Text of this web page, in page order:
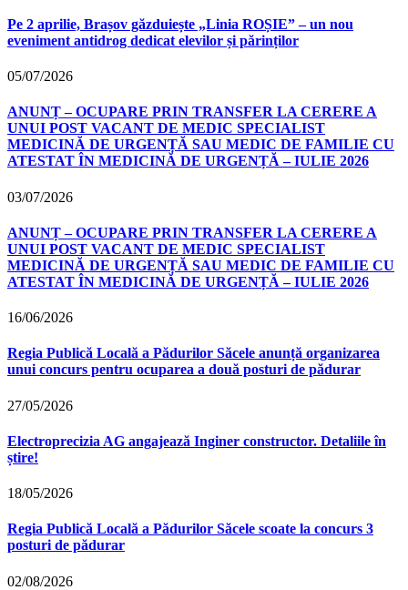
Pe 2 aprilie, Brașov găzduiește „Linia ROȘIE” – un nou
eveniment antidrog dedicat elevilor și părinților
05/07/2026
ANUNȚ – OCUPARE PRIN TRANSFER LA CERERE A
UNUI POST VACANT DE MEDIC SPECIALIST
MEDICINĂ DE URGENȚĂ SAU MEDIC DE FAMILIE CU
ATESTAT ÎN MEDICINĂ DE URGENȚĂ – IULIE 2026
03/07/2026
ANUNȚ – OCUPARE PRIN TRANSFER LA CERERE A
UNUI POST VACANT DE MEDIC SPECIALIST
MEDICINĂ DE URGENȚĂ SAU MEDIC DE FAMILIE CU
ATESTAT ÎN MEDICINĂ DE URGENȚĂ – IULIE 2026
16/06/2026
Regia Publică Locală a Pădurilor Săcele anunță organizarea
unui concurs pentru ocuparea a două posturi de pădurar
27/05/2026
Electroprecizia AG angajează Inginer constructor. Detaliile în
știre!
18/05/2026
Regia Publică Locală a Pădurilor Săcele scoate la concurs 3
posturi de pădurar
02/08/2026